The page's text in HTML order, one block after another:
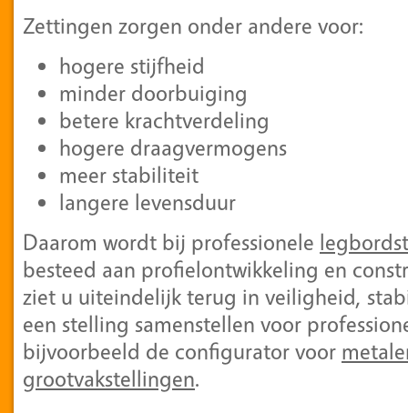
Zettingen zorgen onder andere voor:
hogere stijfheid
minder doorbuiging
betere krachtverdeling
hogere draagvermogens
meer stabiliteit
langere levensduur
Daarom wordt bij professionele
besteed aan profielontwikkeling en
ziet u uiteindelijk terug in veiligheid,
een stelling samenstellen voor
bijvoorbeeld de configurator voor
grootvakstellingen.